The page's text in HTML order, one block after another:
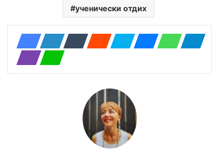
ученически отдих